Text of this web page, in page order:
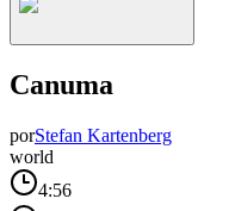
Canuma
porStefan Kartenberg
world
4:56